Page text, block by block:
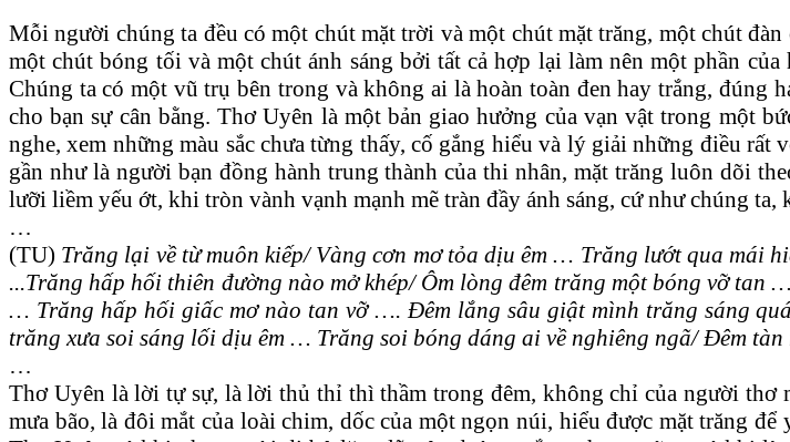
Mỗi người chúng ta đều có một chút mặt trời và một chút mặt trăng, một chút
một chút bóng tối và một chút ánh sáng bởi tất cả hợp lại làm nên một phần
Chúng ta có một vũ trụ bên trong và không ai là hoàn toàn đen hay trắng,
cho bạn sự cân bằng. Thơ Uyên là một bản giao hưởng của vạn vật trong một
nghe, xem những màu sắc chưa từng thấy, cố gắng hiểu và lý giải những điều
gần như là người bạn đồng hành trung thành của thi nhân, mặt trăng luôn dõi
lưỡi liềm yếu ớt, khi tròn vành vạnh mạnh mẽ tràn đầy ánh sáng, cứ như chúng ta,
…
(TU) Trăng lại về từ muôn kiếp/ Vàng cơn mơ tỏa dịu êm … Trăng lướt qua
...Trăng hấp hối thiên đường nào mở khép/ Ôm lòng đêm trăng một bóng vỡ
… Trăng hấp hối giấc mơ nào tan vỡ …. Đêm lắng sâu giật mình trăng sáng
trăng xưa soi sáng lối dịu êm … Trăng soi bóng dáng ai về nghiêng ngã/ Đêm
…
Thơ Uyên là lời tự sự, là lời thủ thỉ thì thầm trong đêm, không chỉ của người thơ
mưa bão, là đôi mắt của loài chim, dốc của một ngọn núi, hiểu được mặt trăng